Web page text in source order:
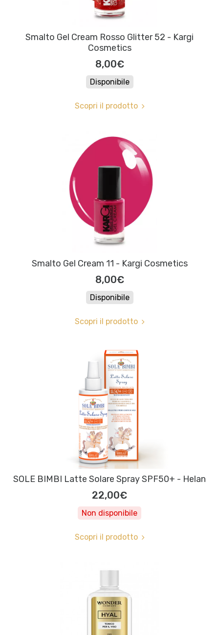
Smalto Gel Cream Rosso Glitter 52 - Kargi
Cosmetics
8,00€
Disponibile
Scopri il prodotto
Smalto Gel Cream 11 - Kargi Cosmetics
8,00€
Disponibile
Scopri il prodotto
SOLE BIMBI Latte Solare Spray SPF50+ - Helan
22,00€
Non disponibile
Scopri il prodotto